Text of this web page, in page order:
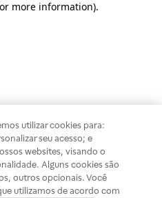
more information).
utilizar cookies para:
seu acesso; e
websites, visando o
Alguns cookies são
outros opcionais. Você
utilizamos de acordo com